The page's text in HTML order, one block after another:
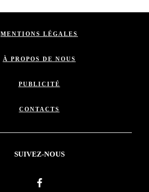
MENTIONS LÉGALES
À PROPOS DE NOUS
PUBLICITÉ
CONTACTS
SUIVEZ-NOUS